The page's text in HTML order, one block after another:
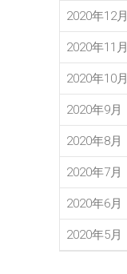
2020年12月
2020年11月
2020年10月
2020年9月
2020年8月
2020年7月
2020年6月
2020年5月